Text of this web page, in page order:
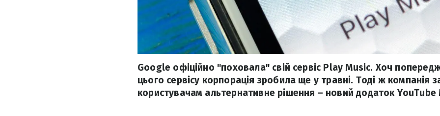
Google офіційно "поховала" свій сервіс Play Music. Хоч
цього сервісу корпорація зробила ще у травні. Тоді ж компанія
користувачам альтернативне рішення – новий додаток YouTube